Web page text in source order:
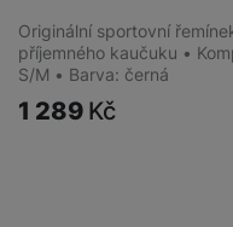
Originální sportovní
příjemného kaučuku •
S/M • Barva: černá
1 289 Kč